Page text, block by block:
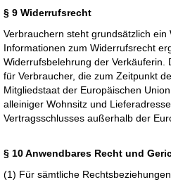
§ 9 Widerrufsrecht
Verbrauchern steht grundsätzlich
Informationen zum Widerrufsrecht
Widerrufsbelehrung der Verkäuferin.
für Verbraucher, die zum Zeitpunkt
Mitgliedstaat der Europäischen
alleiniger Wohnsitz und
Vertragsschlusses außerhalb der
§ 10 Anwendbares Recht und
(1) Für sämtliche